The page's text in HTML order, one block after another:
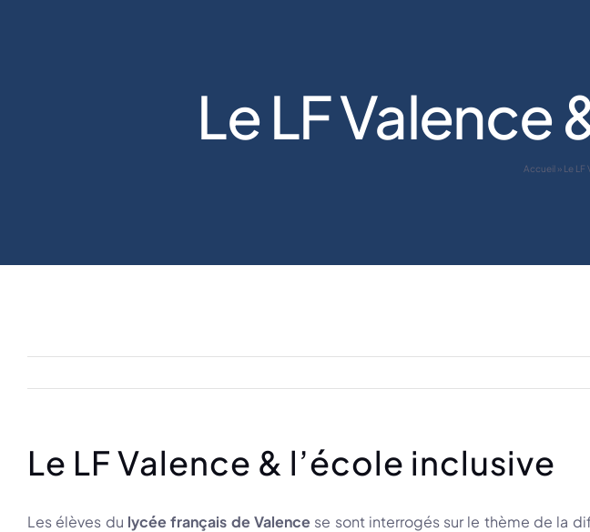
Le LF Valence
Accueil » Le LF
Le LF Valence & l’école inclusive
Les élèves du lycée français de Valencese sont interrogés sur le thème de la